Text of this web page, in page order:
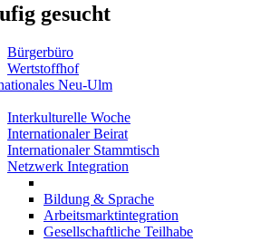
gesucht
Bürgerbüro
Wertstoffhof
Neu-Ulm
Interkulturelle Woche
Internationaler Beirat
Internationaler Stammtisch
Netzwerk Integration
Bildung & Sprache
Arbeitsmarktintegration
Gesellschaftliche Teilhabe